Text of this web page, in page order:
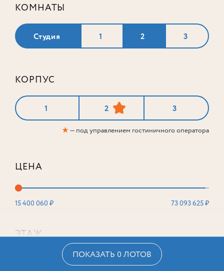
КОМНАТЫ
Студия 1 2 3
КОРПУС
1 2 3
★— под управлением гостиничного оператора
ЦЕНА
15 400 060 ₽ 73 093 625 ₽
ЭТАЖ
ПОКАЗАТЬ 0 ЛОТОВ